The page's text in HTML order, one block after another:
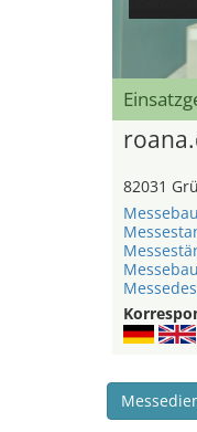
82031
Messebau